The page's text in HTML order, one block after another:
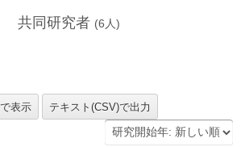
共同研究者 (6 人)